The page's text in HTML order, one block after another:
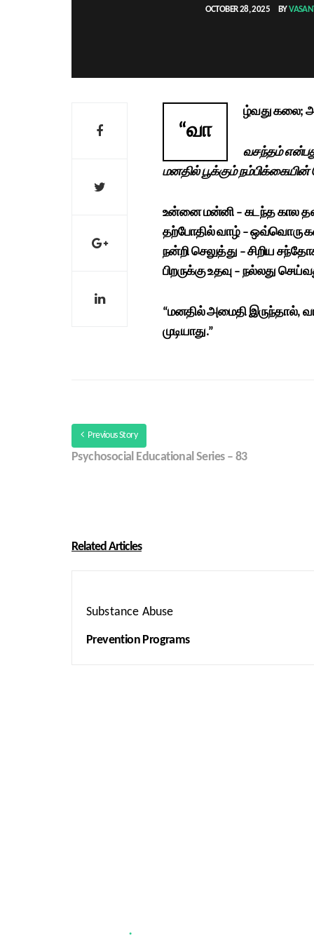
OCTOBER 28, 2025 BY
“வா
ழ்வது கலை;
வசந்தம்
மனதில் பூக்கும் நம்பிக்கையின்
உன்னை மன்னி – கடந்த கால
தற்போதில் வாழ் – ஒவ்வொரு
நன்றி செலுத்து – சிறிய
பிறருக்கு உதவு – நல்லது
“மனதில் அமைதி இருந்தால்,
முடியாது.”
Previous Story
Psychosocial Educational Series – 83
Related Articles
Substance Abuse
Prevention Programs